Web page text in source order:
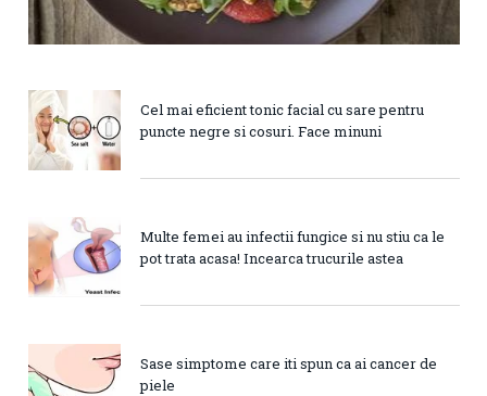
Cel mai eficient tonic facial cu sare pentru
puncte negre si cosuri. Face minuni
Multe femei au infectii fungice si nu stiu ca le
pot trata acasa! Incearca trucurile astea
Sase simptome care iti spun ca ai cancer de
piele